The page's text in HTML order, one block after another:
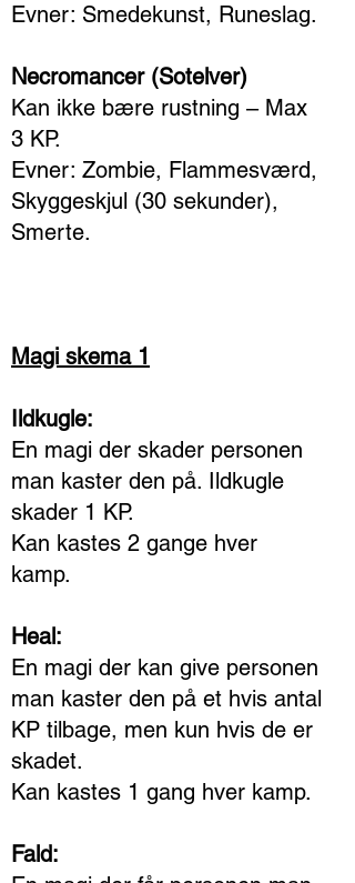
Evner: Smedekunst, Runeslag.
Necromancer (Sotelver)
Kan ikke bære rustning – Max
3 KP.
Evner: Zombie, Flammesværd,
Skyggeskjul (30 sekunder),
Smerte.
Magi skema 1
Ildkugle:
En magi der skader personen
man kaster den på. Ildkugle
skader 1 KP.
Kan kastes 2 gange hver
kamp.
Heal:
En magi der kan give personen
man kaster den på et hvis antal
KP tilbage, men kun hvis de er
skadet.
Kan kastes 1 gang hver kamp.
Fald: